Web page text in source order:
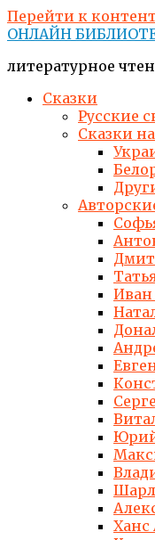
Перейти к
ОНЛАЙН
литературное
Сказки
Русские
Сказки
Ханс